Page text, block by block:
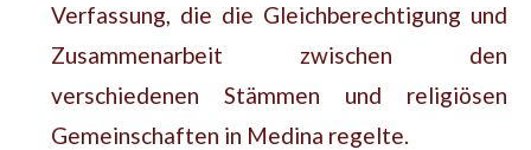
Verfassung, die die Gleichberechtigung und
Zusammenarbeit zwischen den
verschiedenen Stämmen und religiösen
Gemeinschaften in Medina regelte.